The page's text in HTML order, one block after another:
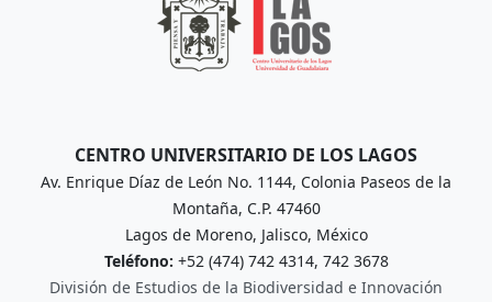
CENTRO UNIVERSITARIO DE LOS LAGOS
Av. Enrique Díaz de León No. 1144, Colonia Paseos de la
Montaña, C.P. 47460
Lagos de Moreno, Jalisco, México
Teléfono: +52 (474) 742 4314, 742 3678
División de Estudios de la Biodiversidad e Innovación